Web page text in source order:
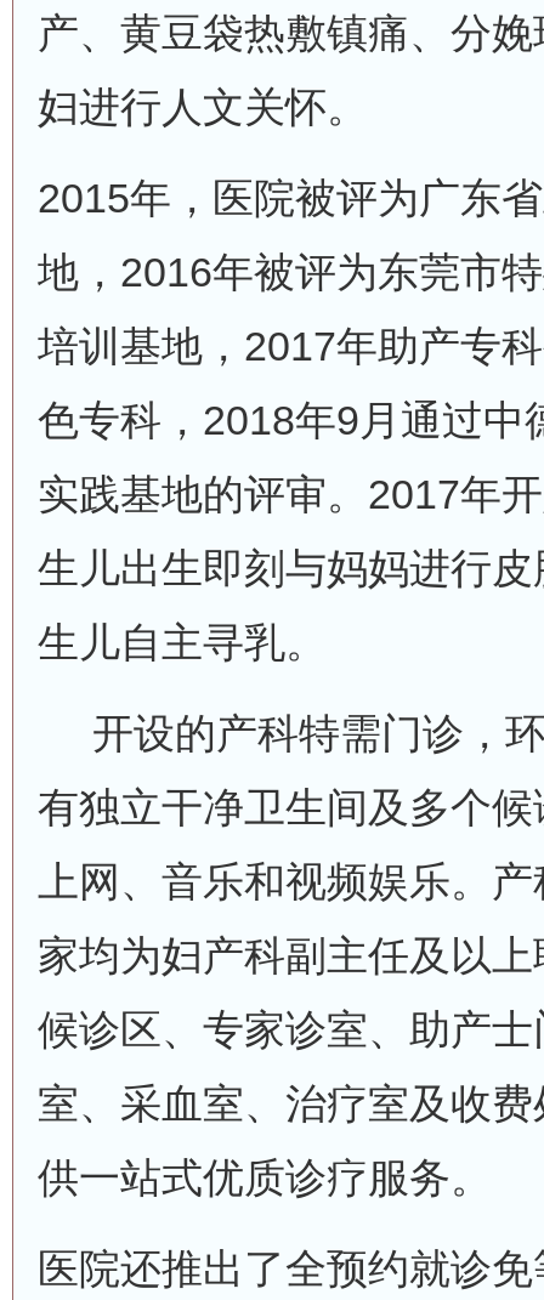
产、黄豆袋热敷镇痛、分
妇进行人文关怀。
2015年，医院被评为广东
地，2016年被评为东莞市
培训基地，2017年助产专
色专科，2018年9月通过中
实践基地的评审。2017年
生儿出生即刻与妈妈进行
生儿自主寻乳。
开设的产科特需门诊，
有独立干净卫生间及多个
上网、音乐和视频娱乐。
家均为妇产科副主任及以
候诊区、专家诊室、助产
室、采血室、治疗室及收
供一站式优质诊疗服务。
医院还推出了全预约就诊